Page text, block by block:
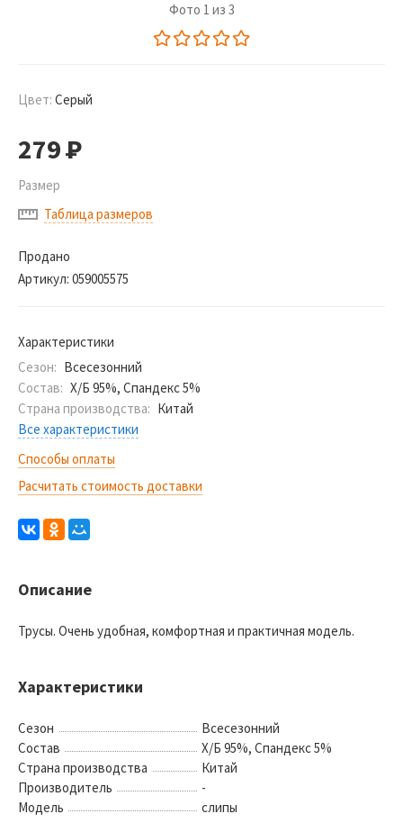
Фото 1 из 3
Цвет: Серый
279Р
Размер
Таблица размеров
Продано
Артикул: 059005575
Характеристики
Сезон: Всесезонний
Состав: Х/Б 95%, Спандекс 5%
Страна производства: Китай
Все характеристики
Способы оплаты
Расчитать стоимость доставки
Описание
Трусы. Очень удобная, комфортная и практичная модель.
Характеристики
Сезон
Всесезонний
Состав
Х/Б 95%, Спандекс 5%
Страна производства
Китай
Производитель
-
Модель
слипы